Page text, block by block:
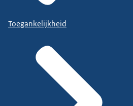
Toegankelijkheid